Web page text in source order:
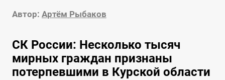
Автор: Артём Рыбаков
СК России: Несколько тысяч
мирных граждан признаны
потерпевшими в Курской области